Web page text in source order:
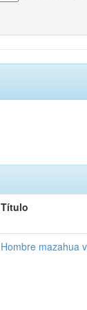
Título
Hombre mazahua